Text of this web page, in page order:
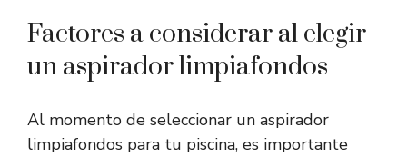
Factores a considerar al elegir
un aspirador limpiafondos
Al momento de seleccionar un aspirador
limpiafondos para tu piscina, es importante